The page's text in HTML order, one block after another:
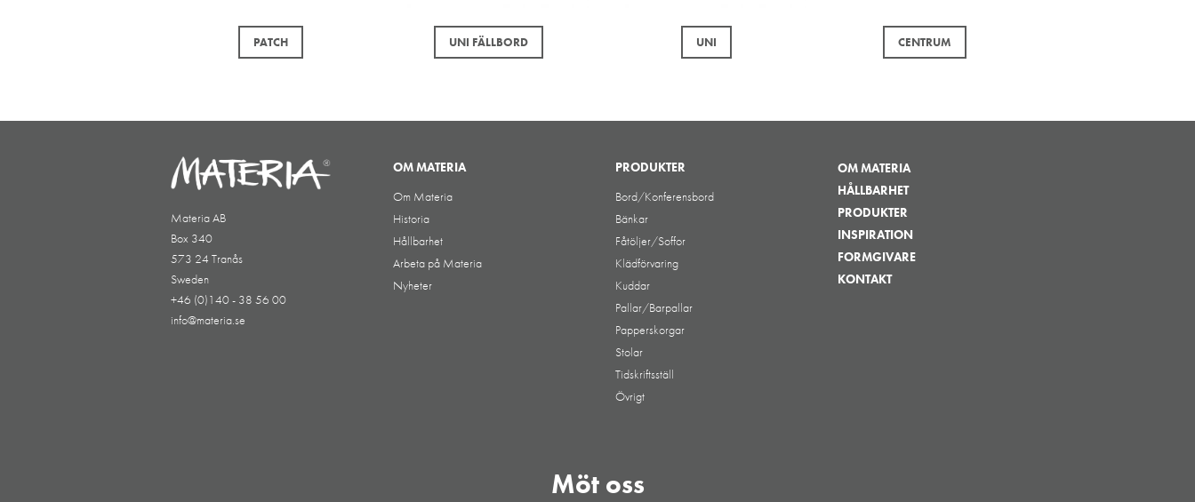
PATCH UNI FÄLLBORD UNI CENTRUM
Materia AB
Box 340
573 24 Tranås
Sweden
+46 (0)140 - 38 56 00
info@materia.se
OM MATERIA
Om Materia
Historia
Hållbarhet
Arbeta på Materia
Nyheter
PRODUKTER
Bord/Konferensbord
Bänkar
Fåtöljer/Soffor
Klädförvaring
Kuddar
Pallar/Barpallar
Papperskorgar
Stolar
Tidskriftsställ
Övrigt
OM MATERIA
HÅLLBARHET
PRODUKTER
INSPIRATION
FORMGIVARE
KONTAKT
Möt oss